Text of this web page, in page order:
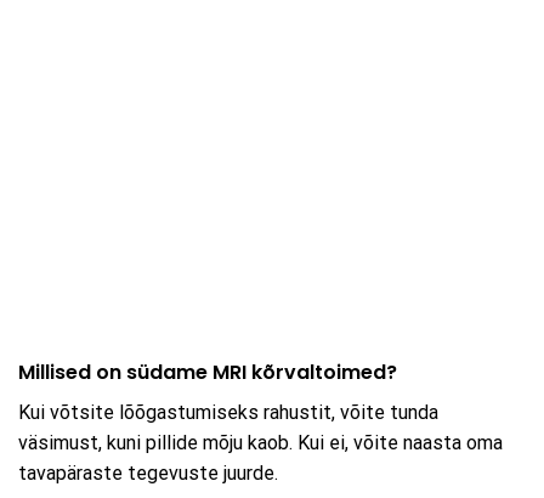
Millised on südame MRI kõrvaltoimed?
Kui võtsite lõõgastumiseks rahustit, võite tunda
väsimust, kuni pillide mõju kaob. Kui ei, võite naasta oma
tavapäraste tegevuste juurde.